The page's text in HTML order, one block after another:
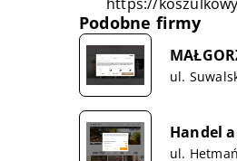
Podobne firmy
ul.
Handel
ul.